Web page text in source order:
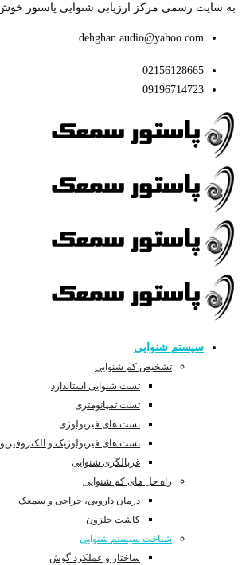
به سایت رسمی مرکز ارزیابی شنوایی پاستور خوش
dehghan.audio@yahoo.com
02156128665
09196714723
سیستم شنوایی
تشخیص کم شنوایی
تست شنوایی استاندارد
تست تمپانومتری
تست های فیزیولوژی
تست های فیزیولوژیک و
غربالگری شنوایی
راه حل های کم شنوایی
درمان دارویی، جراحی و سمعک
کاشت حلزون
شناخت سیستم شنوایی
ساختار و عملکرد گوش